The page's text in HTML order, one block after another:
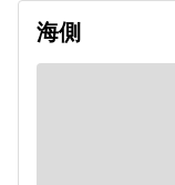
海側